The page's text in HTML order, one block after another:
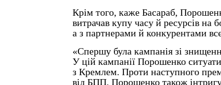
Крім того, каже Басараб,
витрачав купу часу й ресурсів на
а з партнерами й конкурентами
«Спершу була кампанія зі
У цій кампанії Порошенко
з Кремлем. Проти наступного
від БПП, Порошенко також